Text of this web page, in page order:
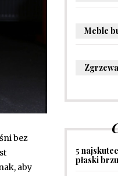
bez
aby
5
płaski